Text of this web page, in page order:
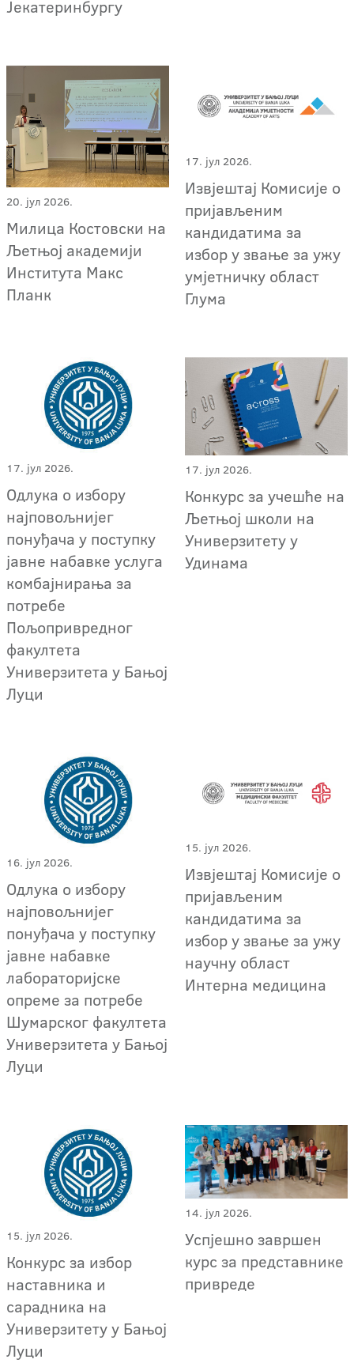
Јекатеринбургу
20. јул 2026.
Милица Костовски на
Љетњој академији
Института Макс
Планк
17. јул 2026.
Извјештај Комисије о
пријављеним
кандидатима за
избор у звање за ужу
умјетничку област
Глума
17. јул 2026.
Одлука о избору
најповољнијег
понуђача у поступку
јавне набавке услуга
комбајнирања за
потребе
Пољопривредног
факултета
Универзитета у Бањој
Луци
17. јул 2026.
Конкурс за учешће на
Љетњој школи на
Универзитету у
Удинама
16. јул 2026.
Одлука о избору
најповољнијег
понуђача у поступку
јавне набавке
лабораторијске
опреме за потребе
Шумарског факултета
Универзитета у Бањој
Луци
15. јул 2026.
Извјештај Комисије о
пријављеним
кандидатима за
избор у звање за ужу
научну област
Интерна медицина
15. јул 2026.
Конкурс за избор
наставника и
сарадника на
Универзитету у Бањој
Луци
14. јул 2026.
Успјешно завршен
курс за представнике
привреде